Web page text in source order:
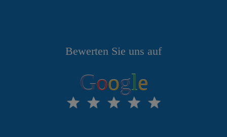
Bewerten Sie uns auf
Google